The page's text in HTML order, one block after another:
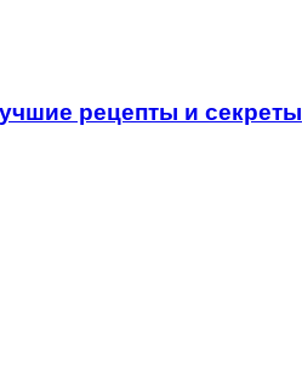
рецепты и секреты